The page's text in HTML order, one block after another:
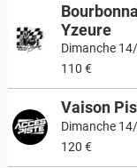
Yzeure
Dimanche
110 €
Vaison
Dimanche
120 €